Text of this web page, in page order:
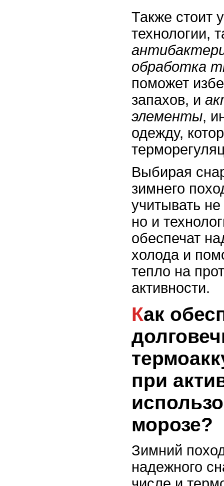
Также стоит
технологии,
обработка
поможет
запахов, и
элементы,
одежду,
Выбирая
зимнего
учитывать
но и
обеспечат
холода и
тепло на
активности.
Как обеспечить
при
морозе?
Зимний
надежного